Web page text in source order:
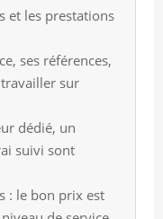
et les prestations
ses références,
travailler sur
dédié, un
suivi sont
: le bon prix est